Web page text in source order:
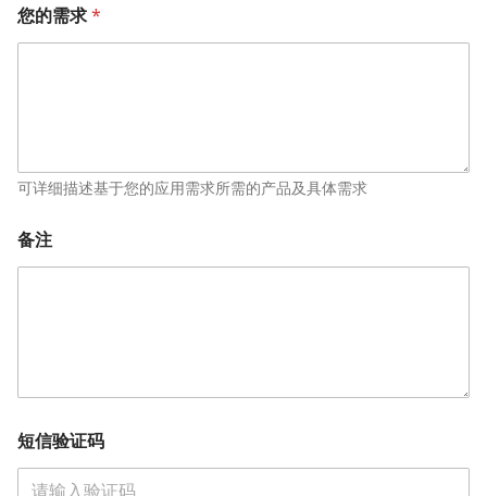
您的需求*
可详细描述基于您的应用需求所需的产品及具体需求
备注
短信验证码